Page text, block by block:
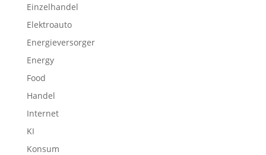
Einzelhandel
Elektroauto
Energieversorger
Energy
Food
Handel
Internet
KI
Konsum